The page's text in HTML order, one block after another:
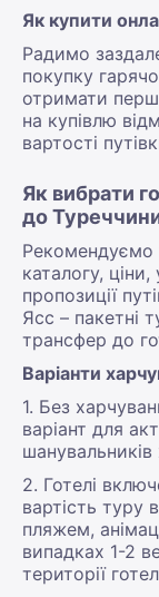
Як купити
Радимо
покупку
отримати
на купівлю
вартості
Як вибрати
до
Рекомендуємо
каталогу,
пропозиції
Ясс – пакетні
трансфер до
Варіанти
1. Без
варіант для
2. Готелі
вартість туру
пляжем,
випадках 1-2
території